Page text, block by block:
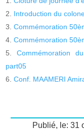
Introduction du
Commémoration
Commémoration
Commémoration
part05
Conf. MAAMERI
Publié, le: 31